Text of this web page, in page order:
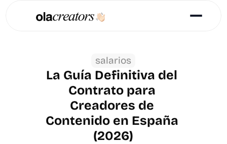
salarios
La Guía Definitiva del
Contrato para
Creadores de
Contenido en España
(2026)